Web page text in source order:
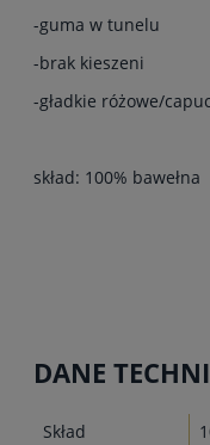
-guma w tunelu
-brak kieszeni
-gładkie różowe/
skład: 100% bawełna
DANE
Skład